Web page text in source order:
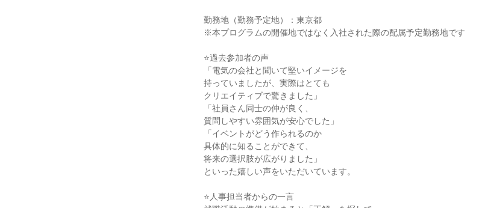
勤務地（勤務予定地）：東京都
※本プログラムの開催地ではなく入社された際の配属予定勤務地です
⭐過去参加者の声
「電気の会社と聞いて堅いイメージを
持っていましたが、実際はとても
クリエイティブで驚きました」
「社員さん同士の仲が良く、
質問しやすい雰囲気が安心でした」
「イベントがどう作られるのか
具体的に知ることができて、
将来の選択肢が広がりました」
といった嬉しい声をいただいています。
⭐人事担当者からの一言